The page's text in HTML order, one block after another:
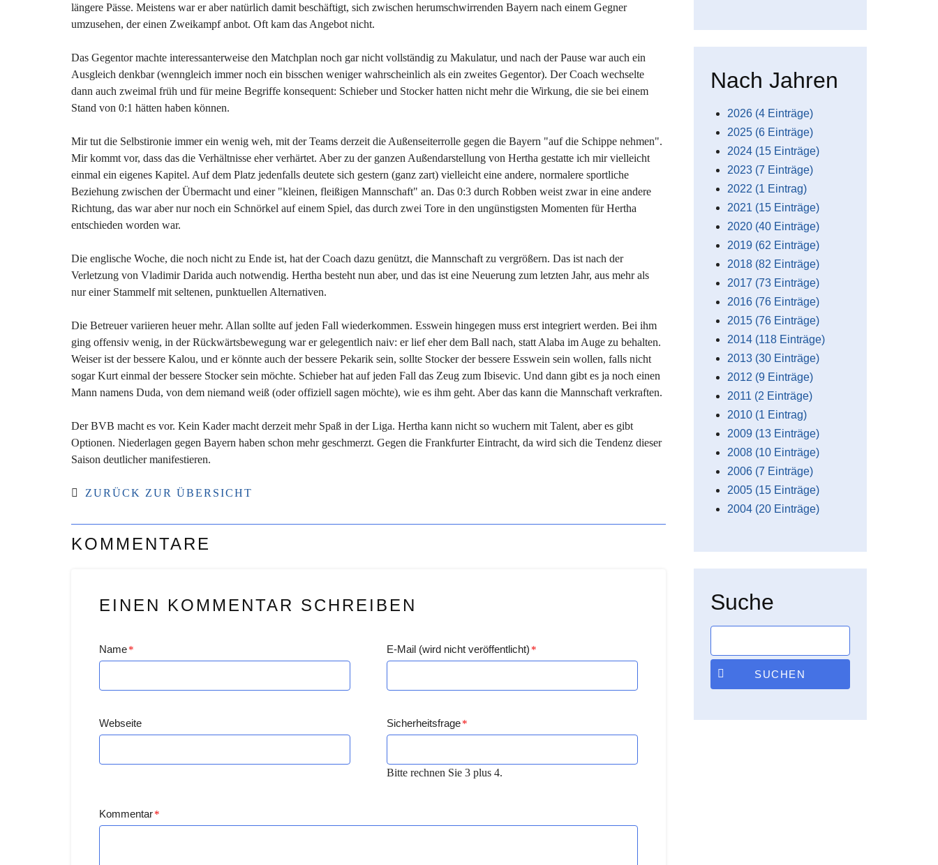
längere Pässe. Meistens war er aber natürlich damit beschäftigt, sich zwischen herumschwirrenden Bayern nach einem Gegner
umzusehen, der einen Zweikampf anbot. Oft kam das Angebot nicht.
Das Gegentor machte interessanterweise den Matchplan noch gar nicht vollständig zu Makulatur, und nach der Pause war auch ein
Ausgleich denkbar (wenngleich immer noch ein bisschen weniger wahrscheinlich als ein zweites Gegentor). Der Coach wechselte
dann auch zweimal früh und für meine Begriffe konsequent: Schieber und Stocker hatten nicht mehr die Wirkung, die sie bei einem
Stand von 0:1 hätten haben können.
Mir tut die Selbstironie immer ein wenig weh, mit der Teams derzeit die Außenseiterrolle gegen die Bayern "auf die Schippe nehmen".
Mir kommt vor, dass das die Verhältnisse eher verhärtet. Aber zu der ganzen Außendarstellung von Hertha gestatte ich mir vielleicht
einmal ein eigenes Kapitel. Auf dem Platz jedenfalls deutete sich gestern (ganz zart) vielleicht eine andere, normalere sportliche
Beziehung zwischen der Übermacht und einer "kleinen, fleißigen Mannschaft" an. Das 0:3 durch Robben weist zwar in eine andere
Richtung, das war aber nur noch ein Schnörkel auf einem Spiel, das durch zwei Tore in den ungünstigsten Momenten für Hertha
entschieden worden war.
Die englische Woche, die noch nicht zu Ende ist, hat der Coach dazu genützt, die Mannschaft zu vergrößern. Das ist nach der
Verletzung von Vladimir Darida auch notwendig. Hertha besteht nun aber, und das ist eine Neuerung zum letzten Jahr, aus mehr als
nur einer Stammelf mit seltenen, punktuellen Alternativen.
Die Betreuer variieren heuer mehr. Allan sollte auf jeden Fall wiederkommen. Esswein hingegen muss erst integriert werden. Bei ihm
ging offensiv wenig, in der Rückwärtsbewegung war er gelegentlich naiv: er lief eher dem Ball nach, statt Alaba im Auge zu behalten.
Weiser ist der bessere Kalou, und er könnte auch der bessere Pekarik sein, sollte Stocker der bessere Esswein sein wollen, falls nicht
sogar Kurt einmal der bessere Stocker sein möchte. Schieber hat auf jeden Fall das Zeug zum Ibisevic. Und dann gibt es ja noch einen
Mann namens Duda, von dem niemand weiß (oder offiziell sagen möchte), wie es ihm geht. Aber das kann die Mannschaft verkraften.
Der BVB macht es vor. Kein Kader macht derzeit mehr Spaß in der Liga. Hertha kann nicht so wuchern mit Talent, aber es gibt
Optionen. Niederlagen gegen Bayern haben schon mehr geschmerzt. Gegen die Frankfurter Eintracht, da wird sich die Tendenz dieser
Saison deutlicher manifestieren.
ZURÜCK ZUR ÜBERSICHT
KOMMENTARE
EINEN KOMMENTAR SCHREIBEN
Name* E-Mail (wird nicht veröffentlicht) *
Webseite Sicherheitsfrage *
Bitte rechnen Sie 3 plus 4.
Kommentar*
Nach Jahren
2026 (4 Einträge)
2025 (6 Einträge)
2024 (15 Einträge)
2023 (7 Einträge)
2022 (1 Eintrag)
2021 (15 Einträge)
2020 (40 Einträge)
2019 (62 Einträge)
2018 (82 Einträge)
2017 (73 Einträge)
2016 (76 Einträge)
2015 (76 Einträge)
2014 (118 Einträge)
2013 (30 Einträge)
2012 (9 Einträge)
2011 (2 Einträge)
2010 (1 Eintrag)
2009 (13 Einträge)
2008 (10 Einträge)
2006 (7 Einträge)
2005 (15 Einträge)
2004 (20 Einträge)
Suche
SUCHEN